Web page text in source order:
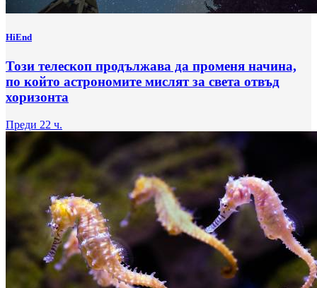
HiEnd
Този телескоп продължава да променя начина,
по който астрономите мислят за света отвъд
хоризонта
Преди 22 ч.